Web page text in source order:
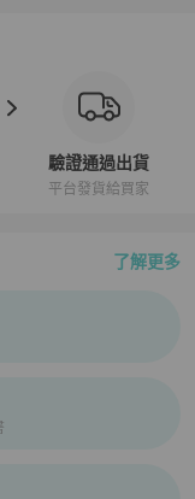
驗證通過出貨
平台發貨給買家
了解更多
程介紹